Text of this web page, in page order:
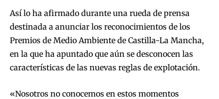
Así lo ha afirmado durante una rueda de prensa
destinada a anunciar los reconocimientos de los
Premios de Medio Ambiente de Castilla-La Mancha,
en la que ha apuntado que aún se desconocen las
características de las nuevas reglas de explotación.
«Nosotros no conocemos en estos momentos